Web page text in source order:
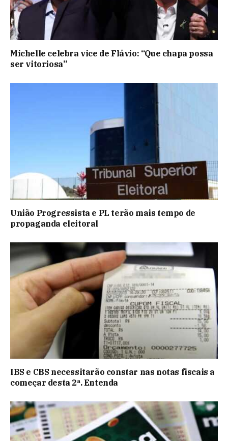
Michelle celebra vice de Flávio: “Que chapa possa
ser vitoriosa”
União Progressista e PL terão mais tempo de
propaganda eleitoral
IBS e CBS necessitarão constar nas notas fiscais a
começar desta 2ª. Entenda